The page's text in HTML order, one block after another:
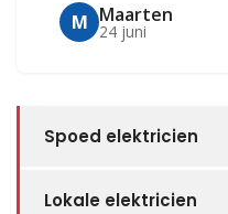
M Maarten
24 juni
Spoed elektricien
Lokale elektricien